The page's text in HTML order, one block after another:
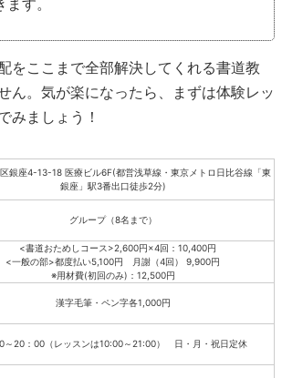
す。
をここまで全部解決してくれる書道教
ん。気が楽になったら、まずは体験レッ
みましょう！
銀座4-13-18 医療ビル6F(都営浅草線・東京メトロ日比谷線「東
銀座」駅3番出口徒歩2分)
グループ（8名まで）
<書道おためしコース>2,600円×4回：10,400円
<一般の部>都度払い5,100円 月謝（4回） 9,900円
※用材費(初回のみ)：12,500円
漢字毛筆・ペン字各1,000円
～20：00（レッスンは10:00～21:00） 日・月・祝日定休